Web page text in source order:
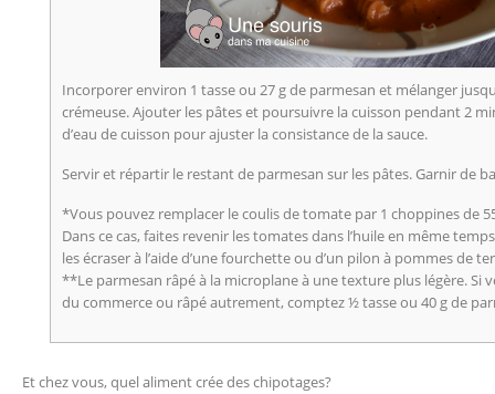
Incorporer environ 1 tasse ou 27 g de parmesan et mélanger
crémeuse. Ajouter les pâtes et poursuivre la cuisson pendant 2
d’eau de cuisson pour ajuster la consistance de la sauce.
Servir et répartir le restant de parmesan sur les pâtes. Garnir de
*Vous pouvez remplacer le coulis de tomate par 1 choppines de
Dans ce cas, faites revenir les tomates dans l’huile en même
les écraser à l’aide d’une fourchette ou d’un pilon à pommes de
**Le parmesan râpé à la microplane à une texture plus légère. Si
du commerce ou râpé autrement, comptez ½ tasse ou 40 g de
Et chez vous, quel aliment crée des chipotages?